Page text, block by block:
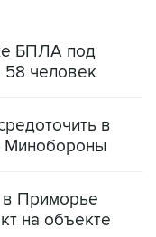
БПЛА под
в
Приморье